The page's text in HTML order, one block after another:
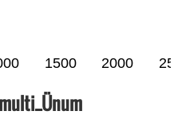
1500 2000